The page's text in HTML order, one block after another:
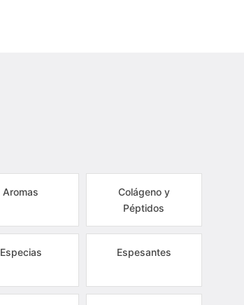
Aromas
Colágeno y
Péptidos
Especias Espesantes